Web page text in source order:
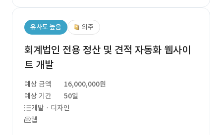
유사도 높음 외주
회계법인 전용 정산 및 견적 자동화 웹사이
트 개발
예상 금액
16,000,000원
예상 기간
50일
개발 · 디자인
웹